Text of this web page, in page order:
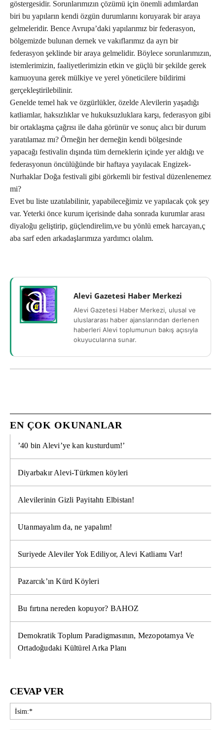
göstergesidir. Sorunlarımızın çözümü için önemli adımlardan
biri bu yapıların kendi özgün durumlarını koruyarak bir araya
gelmeleridir. Bence Avrupa’daki yapılarımız bir federasyon,
bölgemizde bulunan dernek ve vakıflarımız da ayrı bir
federasyon şeklinde bir araya gelmelidir. Böylece sorunlarımızın,
istemlerimizin, faaliyetlerimizin etkin ve güçlü bir şekilde gerek
kamuoyuna gerek mülkiye ve yerel yöneticilere bildirimi
gerçekleştirilebilinir.
Genelde temel hak ve özgürlükler, özelde Alevilerin yaşadığı
katliamlar, haksızlıklar ve hukuksuzluklara karşı, federasyon gibi
bir ortaklaşma çağrısı ile daha görünür ve sonuç alıcı bir durum
yaratılamaz mı? Örneğin her derneğin kendi bölgesinde
yapacağı festivalin dışında tüm derneklerin içinde yer aldığı ve
federasyonun öncülüğünde bir haftaya yayılacak Engizek-
Nurhaklar Doğa festivali gibi görkemli bir festival düzenlenemez
mi?
Evet bu liste uzatılabilinir, yapabileceğimiz ve yapılacak çok şey
var. Yeterki önce kurum içerisinde daha sonrada kurumlar arası
diyaloğu geliştirip, güçlendirelim,ve bu yönlü emek harcayan,ç
aba sarf eden arkadaşlarımıza yardımcı olalım.
Alevi Gazetesi Haber Merkezi
Alevi Gazetesi Haber Merkezi, ulusal ve
uluslararası haber ajanslarından derlenen
haberleri Alevi toplumunun bakış açısıyla
okuyucularına sunar.
EN ÇOK OKUNANLAR
’40 bin Alevi’ye kan kusturdum!’
Diyarbakır Alevi-Türkmen köyleri
Alevilerinin Gizli Payitahtı Elbistan!
Utanmayalım da, ne yapalım!
Suriyede Aleviler Yok Ediliyor, Alevi Katliamı Var!
Pazarcık’ın Kürd Köyleri
Bu fırtına nereden kopuyor? BAHOZ
Demokratik Toplum Paradigmasının, Mezopotamya Ve
Ortadoğudaki Kültürel Arka Planı
CEVAP VER